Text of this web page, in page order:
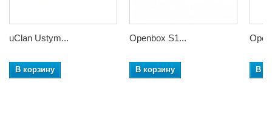
uClan Ustym...
В корзину
Openbox S1...
В корзину В